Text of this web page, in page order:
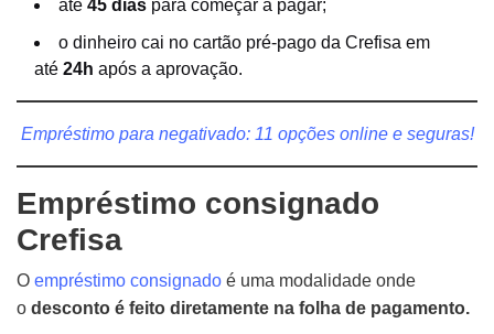
até 45 dias para começar a pagar;
o dinheiro cai no cartão pré-pago da Crefisa em
até 24h após a aprovação.
Empréstimo para negativado: 11 opções online e seguras!
Empréstimo consignado
Crefisa
O empréstimo consignado é uma modalidade onde
o desconto é feito diretamente na folha de pagamento.